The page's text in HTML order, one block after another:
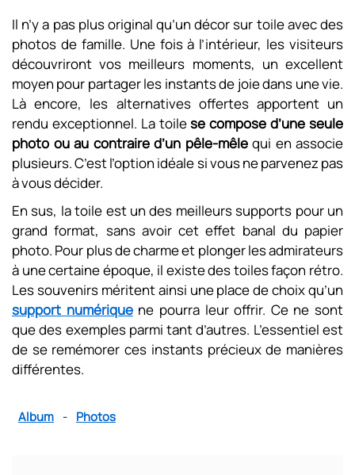
Il n’y a pas plus original qu’un décor sur toile avec des
photos de famille. Une fois à l’intérieur, les visiteurs
découvriront vos meilleurs moments, un excellent
moyen pour partager les instants de joie dans une vie.
Là encore, les alternatives offertes apportent un
rendu exceptionnel. La toilese compose d’une seule
photo ou au contraire d’un pêle-mêlequi en associe
plusieurs. C’est l’option idéale si vous ne parvenez pas
à vous décider.
En sus, la toile est un des meilleurs supports pour un
grand format, sans avoir cet effet banal du papier
photo. Pour plus de charme et plonger les admirateurs
à une certaine époque, il existe des toiles façon rétro.
Les souvenirs méritent ainsi une place de choix qu’un
support numériquene pourra leur offrir. Ce ne sont
que des exemples parmi tant d’autres. L’essentiel est
de se remémorer ces instants précieux de manières
différentes.
Album - Photos